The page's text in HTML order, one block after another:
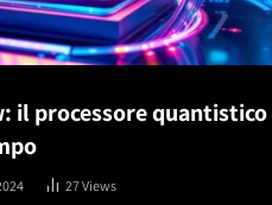
il processore quantistico
27Views